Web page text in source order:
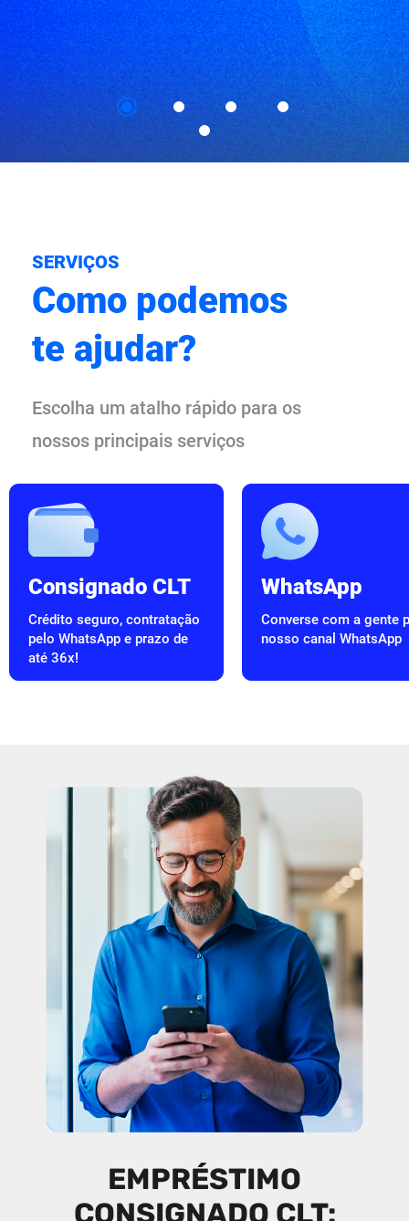
SERVIÇOS
Como podemos
te ajudar?
Escolha um atalho rápido para os
nossos principais serviços
Consignado CLT
Crédito seguro, contratação
pelo WhatsApp e prazo de
até 36x!
WhatsApp
Converse com a gente
nosso canal WhatsApp
EMPRÉSTIMO
CONSIGNADO CLT: